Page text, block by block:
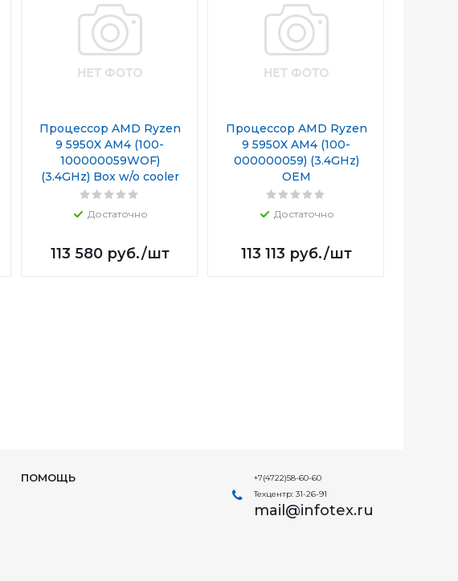
Процессор AMD Ryzen
9 5950X AM4 (100-
100000059WOF)
(3.4GHz) Box w/o cooler
Достаточно
113 580руб./шт
Процессор AMD Ryzen
9 5950X AM4 (100-
000000059) (3.4GHz)
OEM
Достаточно
113 113 руб./шт
ПОМОЩЬ
+7(4722)58-60-60
Техцентр: 31-26-91
mail@infotex.ru